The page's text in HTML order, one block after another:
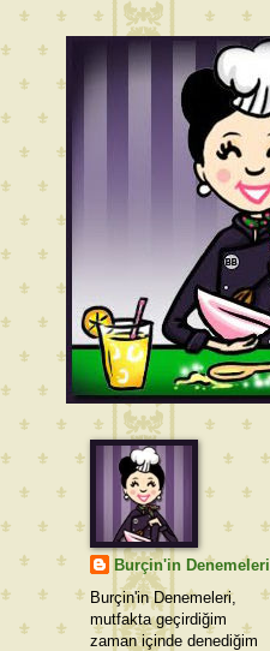
Burçin'in Denemeleri
Burçin'in Denemeleri,
mutfakta geçirdiğim
zaman içinde denediğim